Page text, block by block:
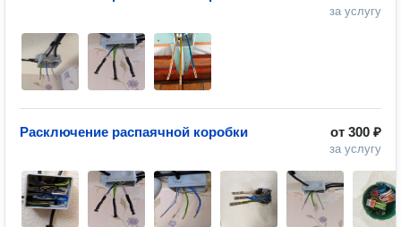
за услугу
от 300 ₽
за услугу
Расключение распаячной коробки